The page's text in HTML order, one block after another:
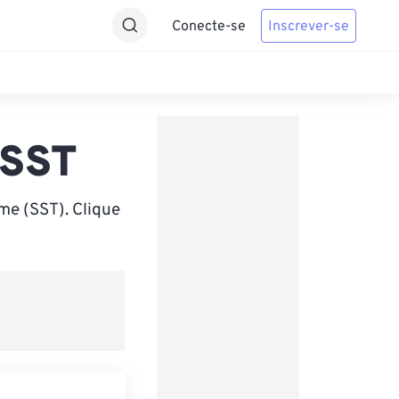
Conecte-se Inscrever-se
(SST). Clique